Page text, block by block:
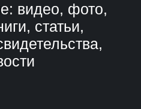
видео, фото,
статьи,